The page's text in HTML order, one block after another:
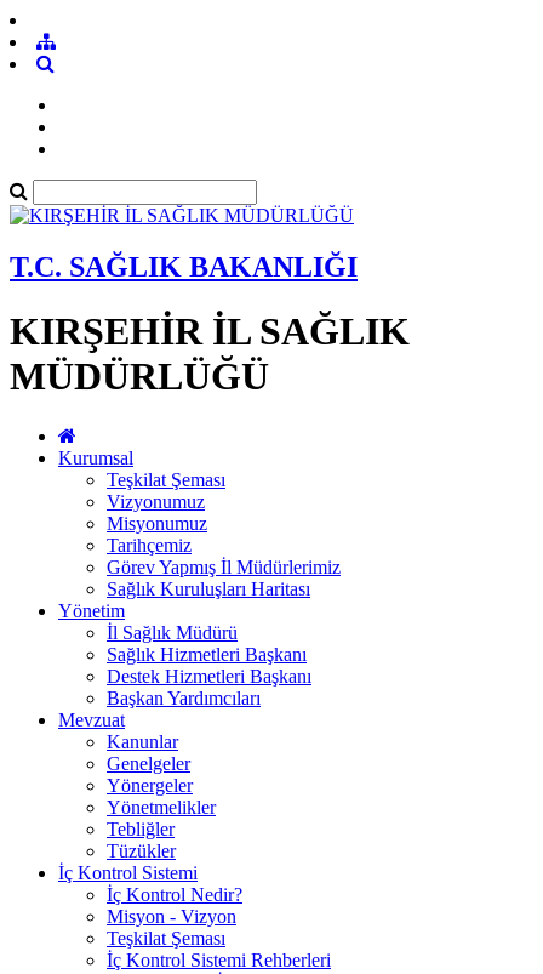
T.C. SAĞLIK BAKANLIĞI
KIRŞEHİR İL SAĞLIK
MÜDÜRLÜĞÜ
Kurumsal
Teşkilat Şeması
Vizyonumuz
Misyonumuz
Tarihçemiz
Görev Yapmış İl Müdürlerimiz
Sağlık Kuruluşları Haritası
Yönetim
İl Sağlık Müdürü
Sağlık Hizmetleri Başkanı
Destek Hizmetleri Başkanı
Başkan Yardımcıları
Mevzuat
Kanunlar
Genelgeler
Yönergeler
Yönetmelikler
Tebliğler
Tüzükler
İç Kontrol Sistemi
İç Kontrol Nedir?
Misyon - Vizyon
Teşkilat Şeması
İç Kontrol Sistemi Rehberleri